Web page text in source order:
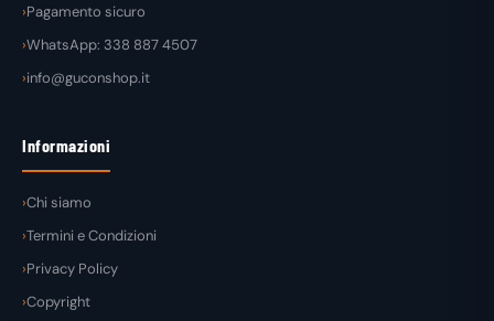
Pagamento sicuro
WhatsApp: 338 887 4507
info@guconshop.it
Informazioni
Chi siamo
Termini e Condizioni
Privacy Policy
Copyright